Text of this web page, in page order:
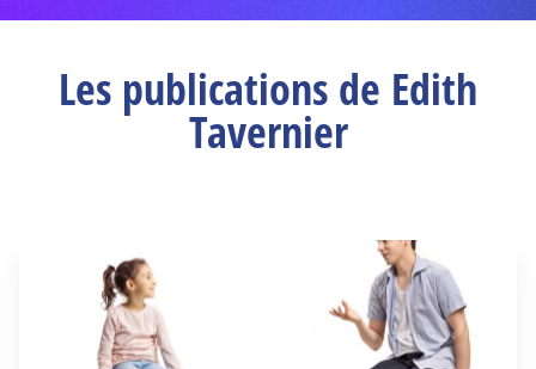
Les publications de Edith
Tavernier